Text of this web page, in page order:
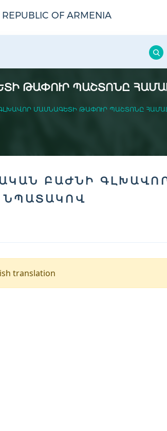
OF ARMENIA
ԹԱՓՈՒՐ ՊԱՇՏՈՆԸ
ՄԱՍՆԱԳԵՏԻ ԹԱՓՈՒՐ ՊԱՇՏՈՆԸ
ԲԱԺՆԻ
ՆՊԱՏԱԿՈՎ
translation